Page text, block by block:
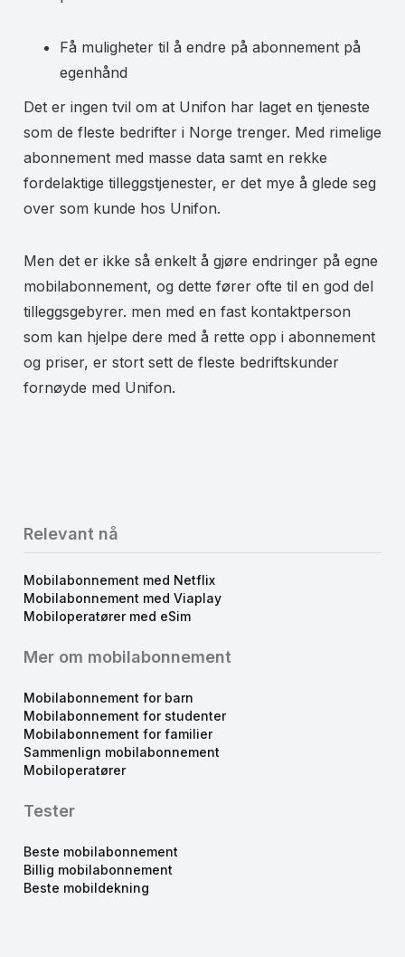
Få muligheter til å endre på abonnement på
egenhånd
Det er ingen tvil om at Unifon har laget en tjeneste
som de fleste bedrifter i Norge trenger. Med rimelige
abonnement med masse data samt en rekke
fordelaktige tilleggstjenester, er det mye å glede seg
over som kunde hos Unifon.
Men det er ikke så enkelt å gjøre endringer på egne
mobilabonnement, og dette fører ofte til en god del
tilleggsgebyrer. men med en fast kontaktperson
som kan hjelpe dere med å rette opp i abonnement
og priser, er stort sett de fleste bedriftskunder
fornøyde med Unifon.
Relevant nå
Mobilabonnement med Netflix
Mobilabonnement med Viaplay
Mobiloperatører med eSim
Mer om mobilabonnement
Mobilabonnement for barn
Mobilabonnement for studenter
Mobilabonnement for familier
Sammenlign mobilabonnement
Mobiloperatører
Tester
Beste mobilabonnement
Billig mobilabonnement
Beste mobildekning